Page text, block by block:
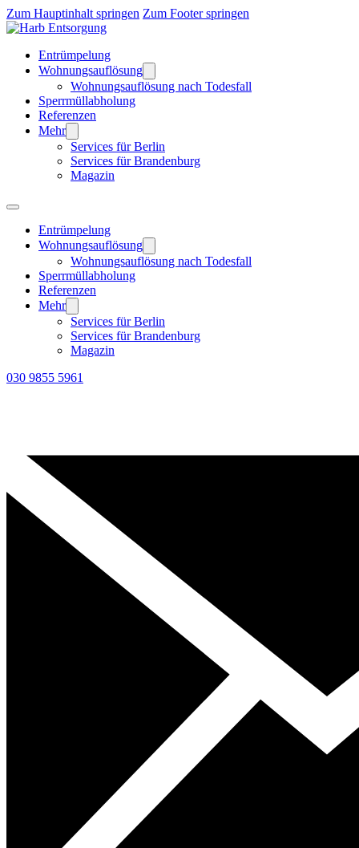
Zum Hauptinhalt springen Zum Footer springen
Entrümpelung
Wohnungsauflösung
Wohnungsauflösung nach Todesfall
Sperrmüllabholung
Referenzen
Mehr
Services für Berlin
Services für Brandenburg
Magazin
Entrümpelung
Wohnungsauflösung
Wohnungsauflösung nach Todesfall
Sperrmüllabholung
Referenzen
Mehr
Services für Berlin
Services für Brandenburg
Magazin
030 9855 5961